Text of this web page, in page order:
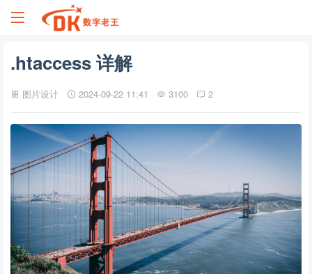
.htaccess 详解
图片设计 2024-09-22 11:41 3100 2